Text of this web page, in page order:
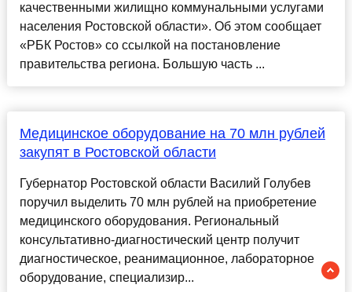
качественными жилищно коммунальными услугами
населения Ростовской области». Об этом сообщает
«РБК Ростов» со ссылкой на постановление
правительства региона. Большую часть ...
Медицинское оборудование на 70 млн рублей
закупят в Ростовской области
Губернатор Ростовской области Василий Голубев
поручил выделить 70 млн рублей на приобретение
медицинского оборудования. Региональный
консультативно-диагностический центр получит
диагностическое, реанимационное, лабораторное
оборудование, специализир...